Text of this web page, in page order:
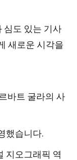
심도 있는 기사
새로운 시각을
바트 굴라의 사
했습니다.
지오그래픽 역